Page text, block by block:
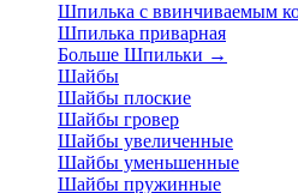
Шпилька с ввинчиваемым
Шпилька приварная
Больше Шпильки →
Шайбы
Шайбы плоские
Шайбы гровер
Шайбы увеличенные
Шайбы уменьшенные
Шайбы пружинные